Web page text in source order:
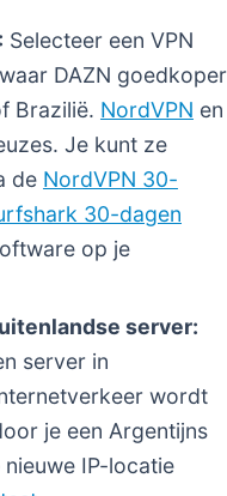
Selecteer een VPN
DAZN goedkoper
Brazilië. NordVPN en
Je kunt ze
de NordVPN 30-
30-dagen
op je
server:
server in
wordt
je een Argentijns
IP-locatie